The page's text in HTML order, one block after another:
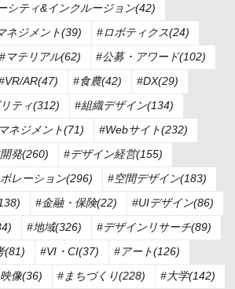
シティ&インクルージョン(42)
ネジメント(39)
#ロボティクス(24)
#マテリアル(62)
#公募・アワード(102)
AR(47) #食農(42)
#DX(29)
ティ(312)
#組織デザイン(134)
ネジメント(71)
#Webサイト(232)
発(260)
#デザイン経営(155)
レーション(296)
#空間デザイン(183)
#金融・保険(22)
#UIデザイン(86)
#地域(326)
#デザインリサーチ(89)
(81)
#VI・CI(37)
#アート(126)
像(36) #まちづくり(228)
#大学(142)